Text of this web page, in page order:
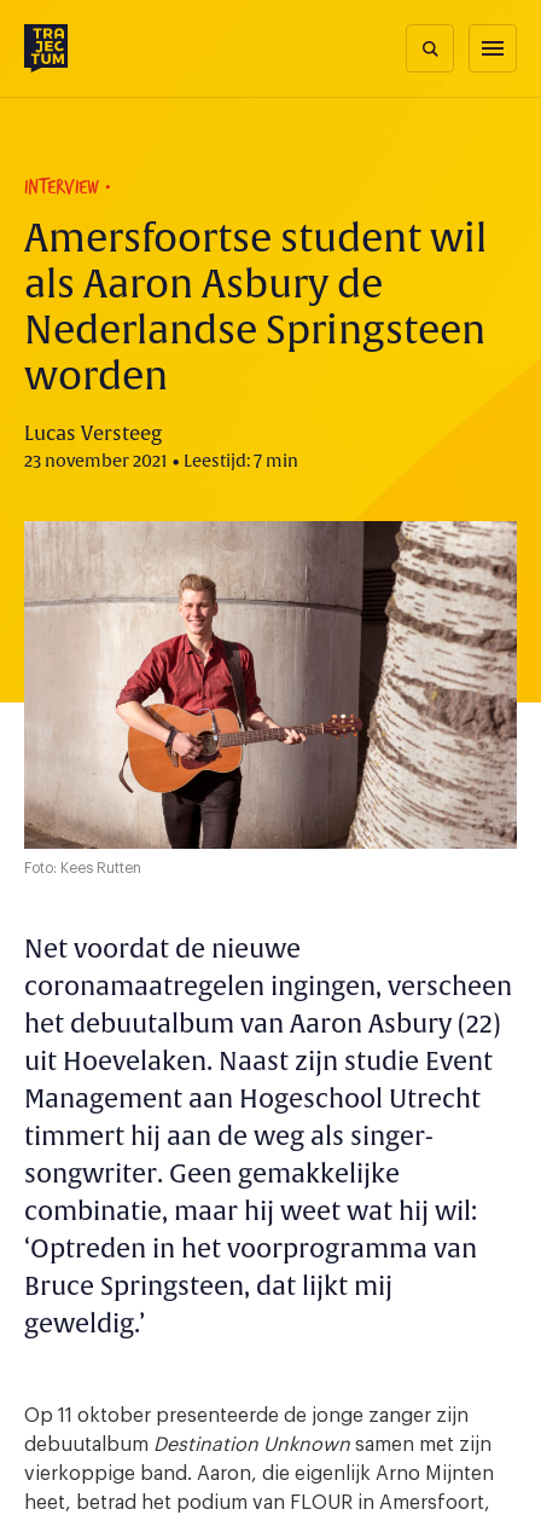
content
menu
INTERVIEW
Amersfoortse student wil
als Aaron Asbury de
Nederlandse Springsteen
worden
Lucas Versteeg
23 november 2021 • Leestijd: 7 min
Foto: Kees Rutten
Net voordat de nieuwe
coronamaatregelen ingingen, verscheen
het debuutalbum van Aaron Asbury (22)
uit Hoevelaken. Naast zijn studie Event
Management aan Hogeschool Utrecht
timmert hij aan de weg als singer-
songwriter. Geen gemakkelijke
combinatie, maar hij weet wat hij wil:
‘Optreden in het voorprogramma van
Bruce Springsteen, dat lijkt mij
geweldig.’
Op 11 oktober presenteerde de jonge zanger zijn
debuutalbum Destination Unknown samen met zijn
vierkoppige band. Aaron, die eigenlijk Arno Mijnten
heet, betrad het podium van FLOUR in Amersfoort,